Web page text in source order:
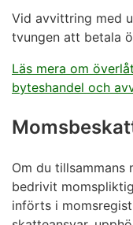
Vid avvittring med
tvungen att betala
Läs mera om
byteshandel och
Om du tillsammans
bedrivit
införts i